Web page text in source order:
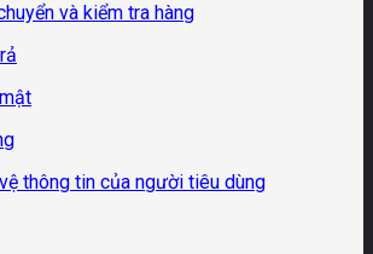
và kiểm tra hàng
thông tin của người tiêu dùng